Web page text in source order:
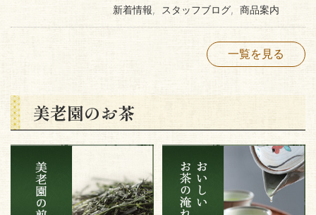
新着情報 スタッフブログ 商品案内
一覧を見る
美老園のお茶